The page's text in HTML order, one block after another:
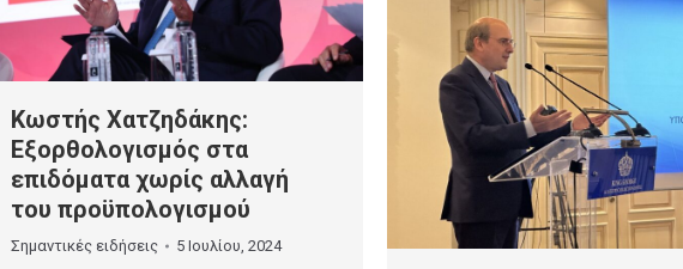
Κωστής Χατζηδάκης:
Εξορθολογισμός στα
επιδόματα χωρίς αλλαγή
του προϋπολογισμού
Σημαντικές ειδήσεις 5 Ιουλίου, 2024